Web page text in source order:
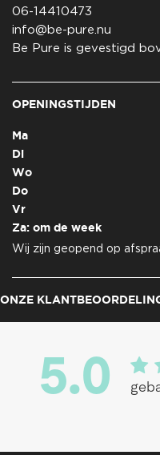
06-14410473
info@be-pure.nu
Be Pure is gevestigd
OPENINGSTIJDEN
Ma
Di
Wo
Do
Vr
Za: om de week
Wij zijn geopend op
ONZE